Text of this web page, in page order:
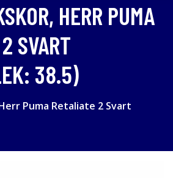
HERR PUMA
SVART
38.5)
Puma Retaliate 2 Svart